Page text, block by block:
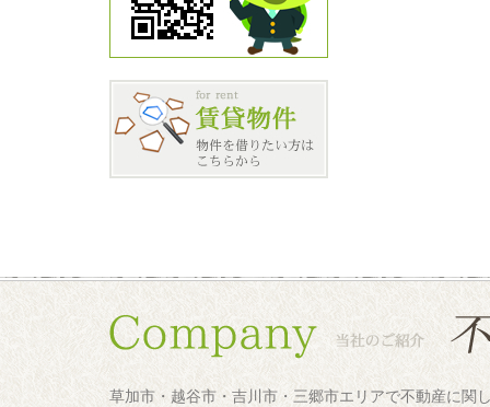
草加市・越谷市・吉川市・三郷市エリアで不動産に関